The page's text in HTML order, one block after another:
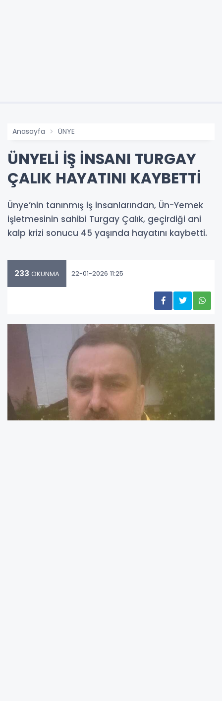
Anasayfa ÜNYE
ÜNYELİ İŞ İNSANI TURGAY
ÇALIK HAYATINI KAYBETTİ
Ünye’nin tanınmış iş insanlarından, Ün-Yemek
işletmesinin sahibi Turgay Çalık, geçirdiği ani
kalp krizi sonucu 45 yaşında hayatını kaybetti.
233 OKUNMA 22-01-2026 11:25